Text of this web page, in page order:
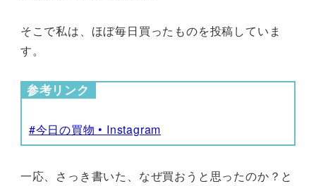
そこで私は、ほぼ毎日買ったものを投稿していま
す。
参考リンク
#今日の買物 • Instagram
一応、さっき書いた、なぜ買おうと思ったのか？と